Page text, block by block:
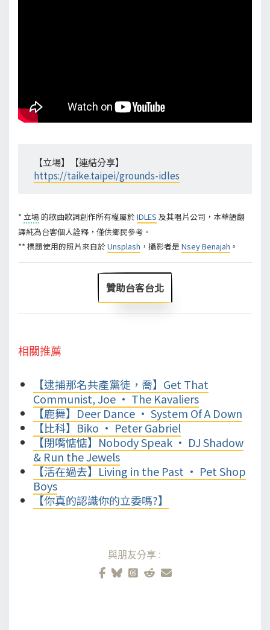
【立場】【連結分享】
https://taike.taipei/grounds-idles
* 立場 的歌曲歌詞創作所有權屬於IDLES 及其唱片公司，本華語翻
譯純為台客個人詮釋，僅供鄉民參考。
** 標題使用的照片來自於Unsplash ，攝影者是 Nsey Benajah 。
贊助台客台北
相關推薦
【逮捕那名共產黨徒，喬】Get That
Communist, Joe • The Kavaliers
【鹿舞】Deer Dance • System Of A Down
【比科】Biko • Peter Gabriel
【閉嘴惦惦】Nobody Speak • DJ Shadow
& Run the Jewels
【活在過去】Living in the Past • Pet Shop
Boys
【你真的認識你的立委嗎?】
與朋友分享: